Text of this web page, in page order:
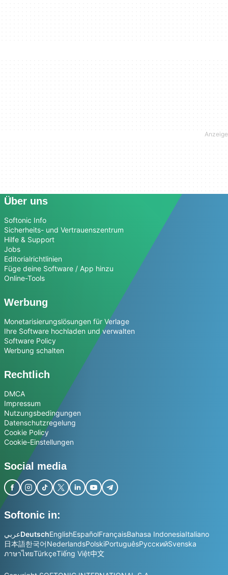
Über uns
Softonic Info
Sicherheits- und Vertrauenszentrum
Hilfe & Support
Jobs
Editorialrichtlinien
Füge deine Software / App hinzu
Online-Tools
Werbung
Monetarisierungslösungen für Verlage
Ihre Software hochladen und verwalten
Software Policy
Werbung schalten
Rechtlich
DMCA
Impressum
Nutzungsbedingungen
Datenschutzregelung
Cookie Policy
Cookie-Einstellungen
Social media
Softonic in:
عربيDeutschEnglishEspañolFrançaisBahasa IndonesiaItaliano
日本語한국어NederlandsPolskiPortuguêsРусскийSvenska
ภาษาไทยTürkçeTiếng Việt中文